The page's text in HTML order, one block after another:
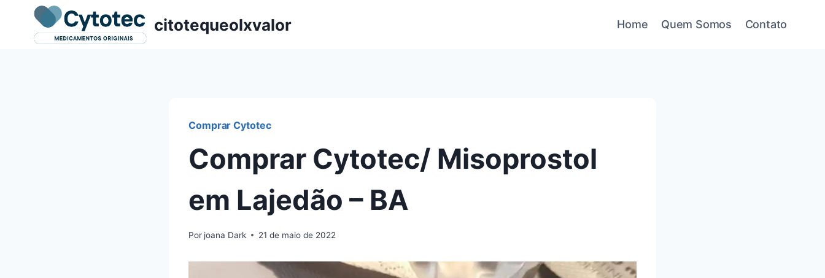
citotequeolxvalor Home Quem Somos Contato
Comprar Cytotec
Comprar Cytotec/ Misoprostol
em Lajedão – BA
Por joana Dark 21 de maio de 2022